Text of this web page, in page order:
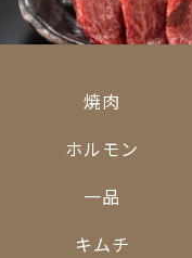
焼肉
ホルモン
一品
キムチ